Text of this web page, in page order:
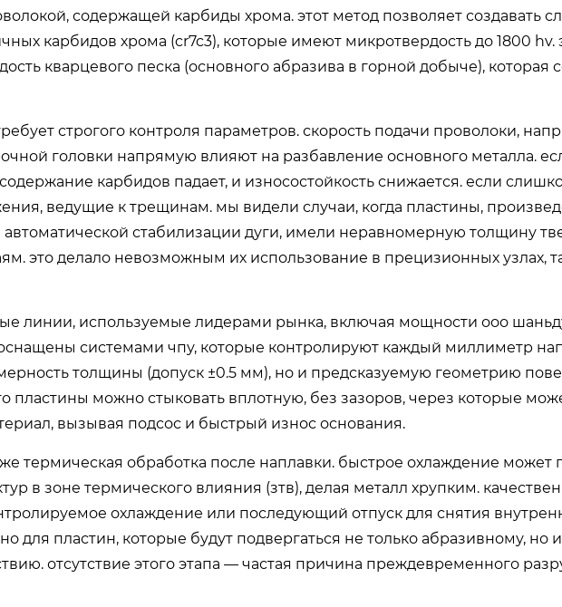
содержащей карбиды хрома. этот метод позволяет создавать
карбидов хрома (cr7c3), которые имеют микротвердость до 1800 hv.
кварцевого песка (основного абразива в горной добыче), которая
строгого контроля параметров. скорость подачи проволоки,
головки напрямую влияют на разбавление основного металла.
карбидов падает, и износостойкость снижается. если
ведущие к трещинам. мы видели случаи, когда пластины,
стабилизации дуги, имели неравномерную толщину
это делало невозможным их использование в прецизионных узлах,
линии, используемые лидерами рынка, включая мощности ооо
системами чпу, которые контролируют каждый миллиметр
толщины (допуск ±0.5 мм), но и предсказуемую геометрию
пластины можно стыковать вплотную, без зазоров, через которые
вызывая подсос и быстрый износ основания.
термическая обработка после наплавки. быстрое охлаждение может
в зоне термического влияния (зтв), делая металл хрупким.
охлаждение или последующий отпуск для снятия
для пластин, которые будут подвергаться не только абразивному, но и
отсутствие этого этапа — частая причина преждевременного